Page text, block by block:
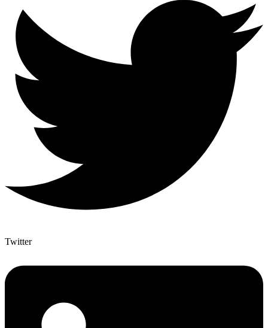
Twitter